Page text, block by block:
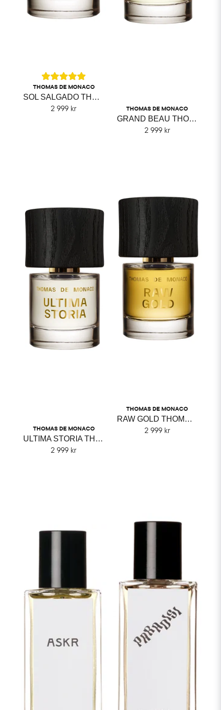
THOMAS DE MONACO
SOL SALGADO THOMAS DE MONACO
2 999 kr THOMAS DE MONACO
GRAND BEAU THOMAS DE MONACO
2 999 kr
THOMAS DE MONACO
ULTIMA STORIA THOMAS DE MONACO
2 999 kr
THOMAS DE MONACO
RAW GOLD THOMAS DE MONACO
2 999 kr